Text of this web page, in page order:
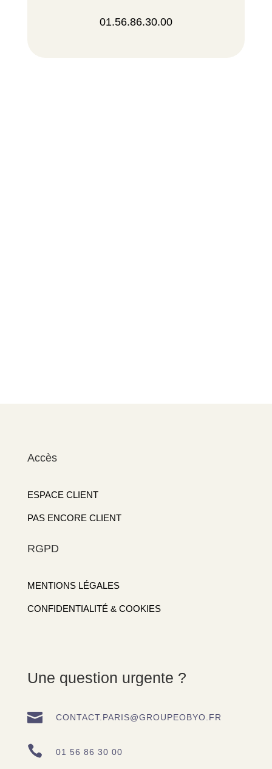
01.56.86.30.00
Accès
ESPACE CLIENT
PAS ENCORE CLIENT
RGPD
MENTIONS LÉGALES
CONFIDENTIALITÉ & COOKIES
Une question urgente ?
 CONTACT.PARIS@GROUPEOBYO.FR
 01 56 86 30 00